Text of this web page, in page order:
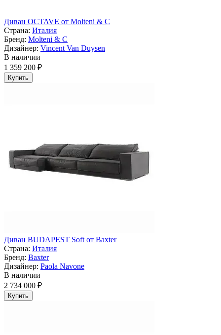
Диван OCTAVE от Molteni & C
Страна: Италия
Бренд: Molteni & C
Дизайнер: Vincent Van Duysen
В наличии
1 359 200 ₽
Купить
Диван BUDAPEST Soft от Baxter
Страна: Италия
Бренд: Baxter
Дизайнер: Paola Navone
В наличии
2 734 000 ₽
Купить